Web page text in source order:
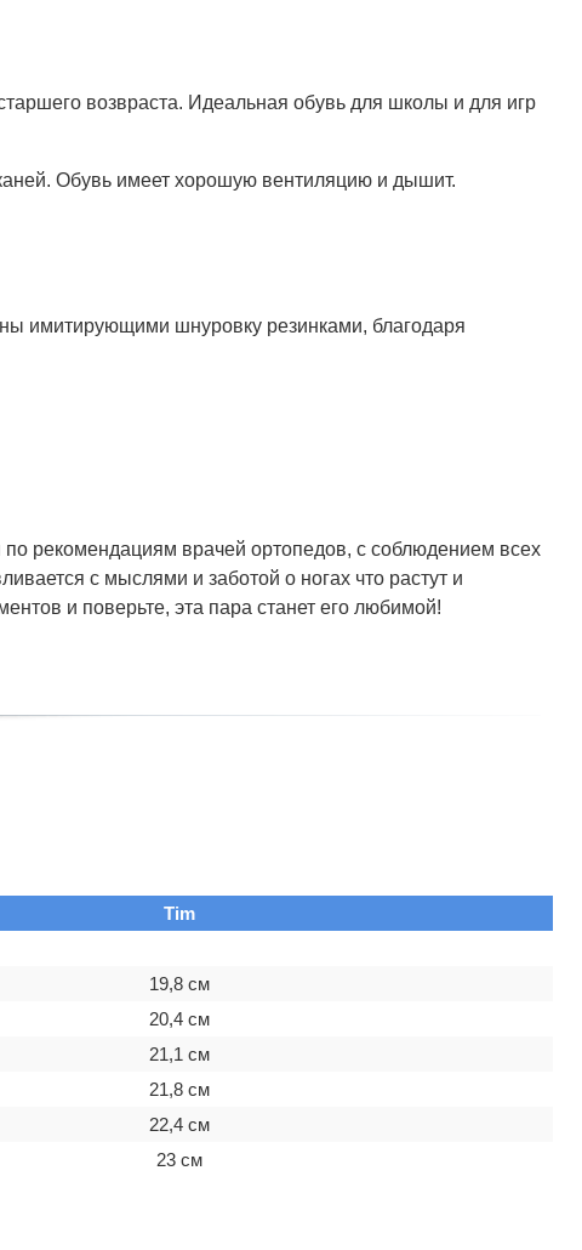
возвраста. Идеальная обувь для школы и для игр
Обувь имеет хорошую вентиляцию и дышит.
имитирующими шнуровку резинками, благодаря
рекомендациям врачей ортопедов, с соблюдением всех
с мыслями и заботой о ногах что растут и
и поверьте, эта пара станет его любимой!
Tim
19,8 см
20,4 см
21,1 см
21,8 см
22,4 см
23 см